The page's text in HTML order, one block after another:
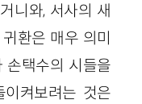
니와, 서사의 새
환은 매우 의미
손택수의 시들을
켜보려는 것은